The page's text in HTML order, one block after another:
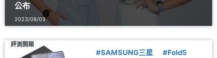
公布
2023/08/03
評測開箱
#SAMSUNG三星 #Fold5